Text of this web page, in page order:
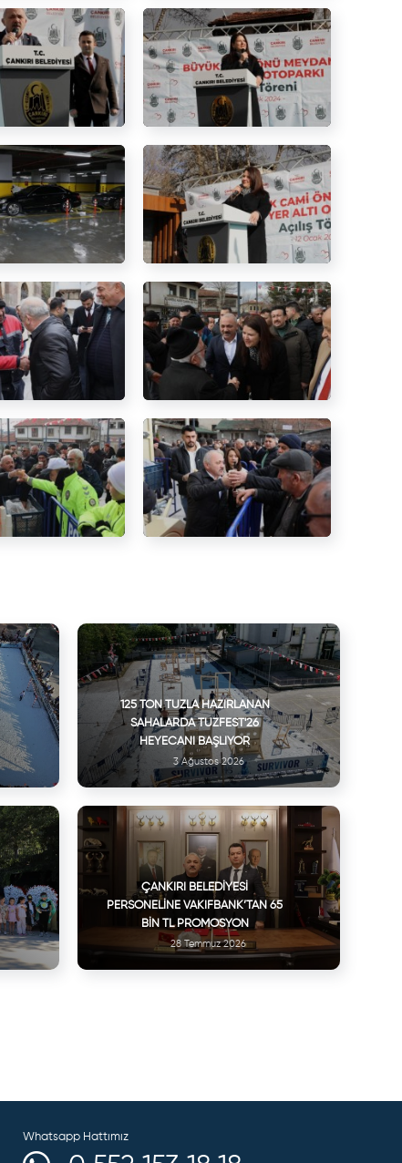
125 TON TUZLA HAZIRLANAN
SAHALARDA TUZFEST'26
HEYECANI BAŞLIYOR
3 Ağustos 2026
ÇANKIRI BELEDIYESI
PERSONELINE VAKIFBANK’TAN 65
BIN TL PROMOSYON
28 Temmuz 2026
Whatsapp Hattımız